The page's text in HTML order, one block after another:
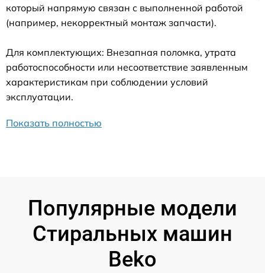
который напрямую связан с выполненной работой
(например, некорректный монтаж запчасти).
Для комплектующих: Внезапная поломка, утрата
работоспособности или несоответствие заявленным
характеристикам при соблюдении условий
эксплуатации.
Показать полностью
Популярные модели
Стиральных машин
Beko